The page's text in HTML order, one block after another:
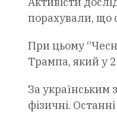
порахували, що
При цьому
Трампа, який у
За українським
фізичні.